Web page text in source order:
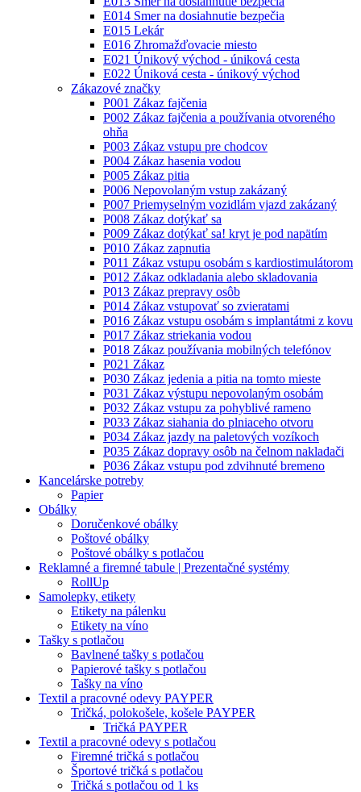
E014 Smer na dosiahnutie bezpečia
E015 Lekár
E016 Zhromažďovacie miesto
E021 Únikový východ - úniková cesta
E022 Úniková cesta - únikový východ
Zákazové značky
P001 Zákaz fajčenia
P002 Zákaz fajčenia a používania otvoreného
ohňa
P003 Zákaz vstupu pre chodcov
P004 Zákaz hasenia vodou
P005 Zákaz pitia
P006 Nepovolaným vstup zakázaný
P007 Priemyselným vozidlám vjazd zakázaný
P008 Zákaz dotýkať sa
P009 Zákaz dotýkať sa! kryt je pod napätím
P010 Zákaz zapnutia
P011 Zákaz vstupu osobám s kardiostimulátorom
P012 Zákaz odkladania alebo skladovania
P013 Zákaz prepravy osôb
P014 Zákaz vstupovať so zvieratami
P016 Zákaz vstupu osobám s implantátmi z kovu
P017 Zákaz striekania vodou
P018 Zákaz používania mobilných telefónov
P021 Zákaz
P030 Zákaz jedenia a pitia na tomto mieste
P031 Zákaz výstupu nepovolaným osobám
P032 Zákaz vstupu za pohyblivé rameno
P033 Zákaz siahania do plniaceho otvoru
P034 Zákaz jazdy na paletových vozíkoch
P035 Zákaz dopravy osôb na čelnom nakladači
P036 Zákaz vstupu pod zdvihnuté bremeno
Kancelárske potreby
Papier
Obálky
Doručenkové obálky
Poštové obálky
Poštové obálky s potlačou
Reklamné a firemné tabule | Prezentačné systémy
RollUp
Samolepky, etikety
Etikety na pálenku
Etikety na víno
Tašky s potlačou
Bavlnené tašky s potlačou
Papierové tašky s potlačou
Tašky na víno
Textil a pracovné odevy PAYPER
Tričká, polokošele, košele PAYPER
Tričká PAYPER
Textil a pracovné odevy s potlačou
Firemné tričká s potlačou
Športové tričká s potlačou
Tričká s potlačou od 1 ks